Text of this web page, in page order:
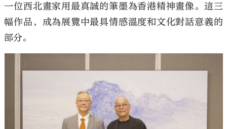
一位西北畫家用最真誠的筆墨為香港精神畫像。這三
幅作品，成為展覽中最具情感溫度和文化對話意義的
部分。